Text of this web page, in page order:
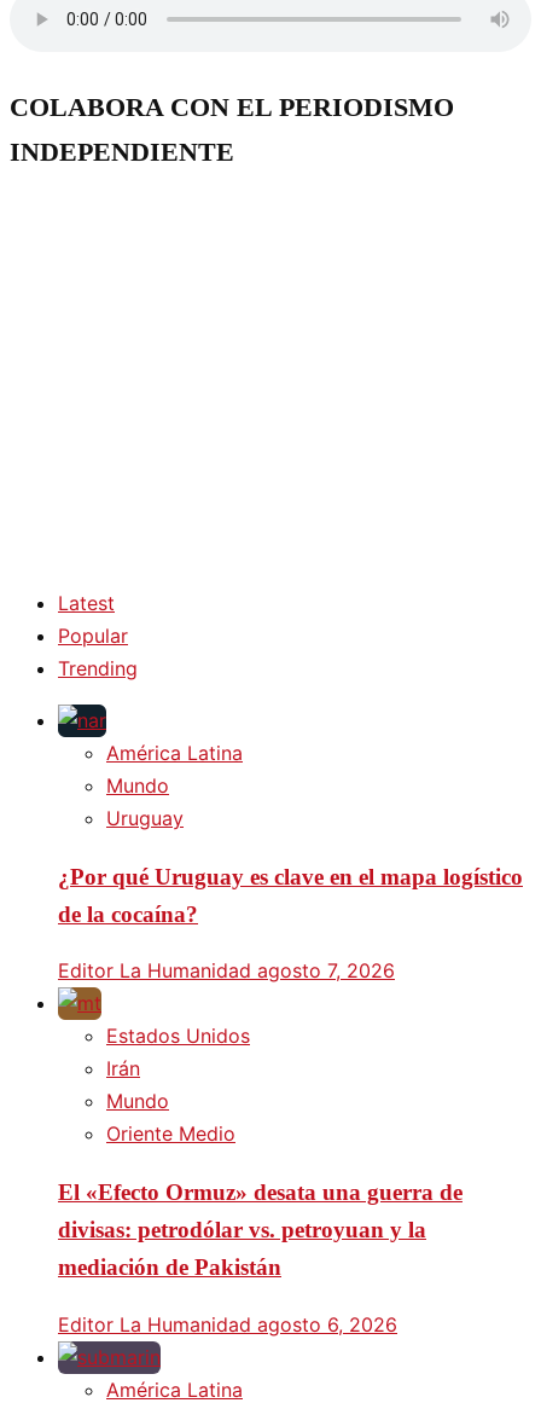
COLABORA CON EL PERIODISMO
INDEPENDIENTE
Latest
Popular
Trending
América Latina
Mundo
Uruguay
¿Por qué Uruguay es clave en el mapa logístico
de la cocaína?
Editor La Humanidad agosto 7, 2026
Estados Unidos
Irán
Mundo
Oriente Medio
El «Efecto Ormuz» desata una guerra de
divisas: petrodólar vs. petroyuan y la
mediación de Pakistán
Editor La Humanidad agosto 6, 2026
América Latina